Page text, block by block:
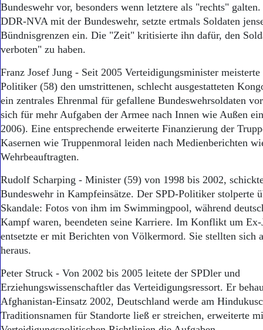
Bundeswehr vor, besonders wenn letztere als "rechts"
DDR-NVA mit der Bundeswehr, setzte ertmals Soldaten
Bündnisgrenzen ein. Die "Zeit" kritisierte ihn dafür, den
verboten" zu haben.
Franz Josef Jung - Seit 2005 Verteidigungsminister
Politiker (58) den umstrittenen, schlecht ausgestatteten
ein zentrales Ehrenmal für gefallene Bundeswehrsoldaten
sich für mehr Aufgaben der Armee nach Innen wie Außen
2006). Eine entsprechende erweiterte Finanzierung der
Kasernen wie Truppenmoral leiden nach Medienberichten
Wehrbeauftragten.
Rudolf Scharping - Minister (59) von 1998 bis 2002,
Bundeswehr in Kampfeinsätze. Der SPD-Politiker stolperte
Skandale: Fotos von ihm im Swimmingpool, während
Kampf waren, beendeten seine Karriere. Im Konflikt um Ex-
entsetzte er mit Berichten von Völkermord. Sie stellten sich
heraus.
Peter Struck - Von 2002 bis 2005 leitete der SPDler und
Erziehungswissenschaftler das Verteidigungsressort. Er
Afghanistan-Einsatz 2002, Deutschland werde am
Traditionsnamen für Standorte ließ er streichen, erweiterte